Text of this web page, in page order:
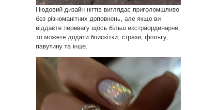
Нюдовий дизайн нігтів виглядає приголомшливо
без різноманітних доповнень, але якщо ви
віддаєте перевагу щось більш екстраординарне,
то можете додати блискітки, стрази, фольгу,
павутину та інше.